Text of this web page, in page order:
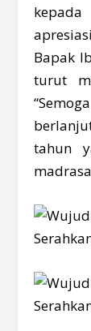
Bapak
turut
tahun